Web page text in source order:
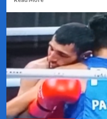
Nesthy
Petecio,
mag-
uuwi
ng
silver
medal
Tokyo
Olympics